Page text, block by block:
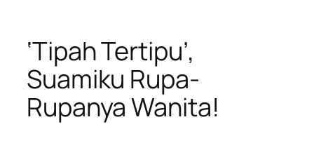
‘Tipah Tertipu’,
Suamiku Rupa-
Rupanya Wanita!